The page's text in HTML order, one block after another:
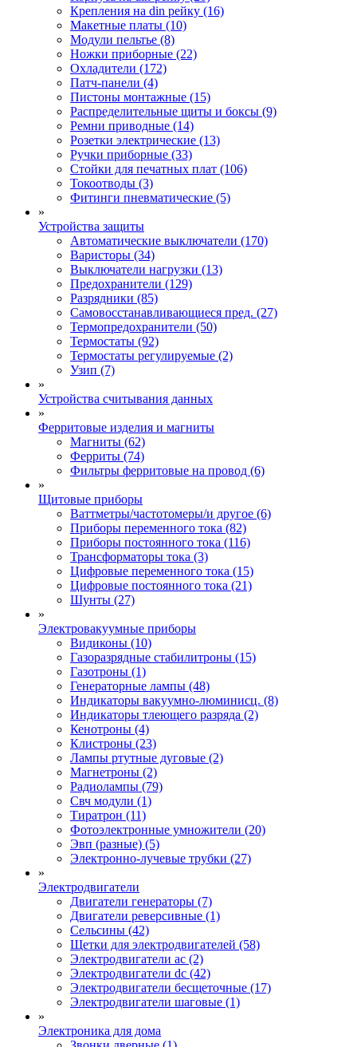
Крепления на din рейку (16)
Макетные платы (10)
Модули пельтье (8)
Ножки приборные (22)
Охладители (172)
Патч-панели (4)
Пистоны монтажные (15)
Распределительные щиты и боксы (9)
Ремни приводные (14)
Розетки электрические (13)
Ручки приборные (33)
Стойки для печатных плат (106)
Токоотводы (3)
Фитинги пневматические (5)
»
Устройства защиты
Автоматические выключатели (170)
Варисторы (34)
Выключатели нагрузки (13)
Предохранители (129)
Разрядники (85)
Самовосстанавливающиеся пред. (27)
Термопредохранители (50)
Термостаты (92)
Термостаты регулируемые (2)
Узип (7)
»
Устройства считывания данных
»
Ферритовые изделия и магниты
Магниты (62)
Ферриты (74)
Фильтры ферритовые на провод (6)
»
Щитовые приборы
Ваттметры/частотомеры/и другое (6)
Приборы переменного тока (82)
Приборы постоянного тока (116)
Трансформаторы тока (3)
Цифровые переменного тока (15)
Цифровые постоянного тока (21)
Шунты (27)
»
Электровакуумные приборы
Видиконы (10)
Газоразрядные стабилитроны (15)
Газотроны (1)
Генераторные лампы (48)
Индикаторы вакуумно-люминисц. (8)
Индикаторы тлеющего разряда (2)
Кенотроны (4)
Клистроны (23)
Лампы ртутные дуговые (2)
Магнетроны (2)
Радиолампы (79)
Свч модули (1)
Тиратрон (11)
Фотоэлектронные умножители (20)
Эвп (разные) (5)
Электронно-лучевые трубки (27)
»
Электродвигатели
Двигатели генераторы (7)
Двигатели реверсивные (1)
Сельсины (42)
Щетки для электродвигателей (58)
Электродвигатели ac (2)
Электродвигатели dc (42)
Электродвигатели бесщеточные (17)
Электродвигатели шаговые (1)
»
Электроника для дома